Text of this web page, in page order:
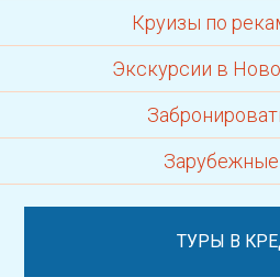
Круизы по
Экскурсии в
ТУРЫ В